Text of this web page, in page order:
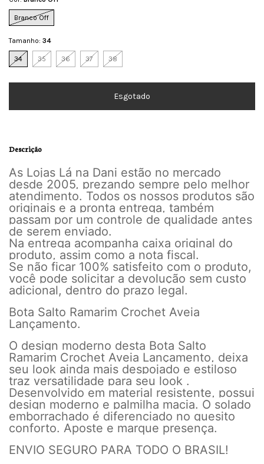
Branco Off
Tamanho: 34
34 35 36 37 38
Descrição
As Lojas Lá na Dani estão no mercado
desde 2005, prezando sempre pelo melhor
atendimento. Todos os nossos produtos são
originais e a pronta entrega, também
passam por um controle de qualidade antes
de serem enviado.
Na entrega acompanha caixa original do
produto, assim como a nota fiscal.
Se não ficar 100% satisfeito com o produto,
você pode solicitar a devolução sem custo
adicional, dentro do prazo legal.
Bota Salto Ramarim Crochet Aveia
Lançamento.
O design moderno desta Bota Salto
Ramarim Crochet Aveia Lançamento, deixa
seu look ainda mais despojado e estiloso
traz versatilidade para seu look .
Desenvolvido em material resistente, possui
design moderno e palmilha macia. O solado
emborrachado é diferenciado no quesito
conforto. Aposte e marque presença.
ENVIO SEGURO PARA TODO O BRASIL!